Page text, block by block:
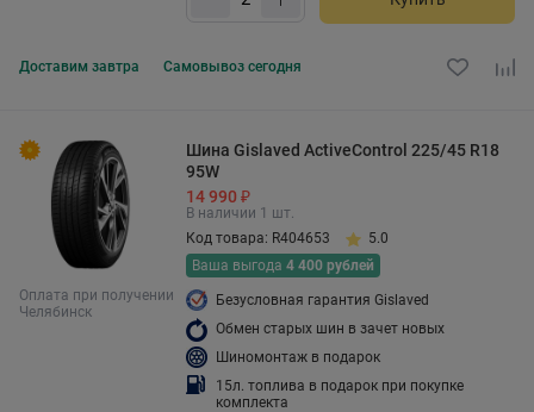
Доставим завтра Самовывоз сегодня
Оплата при получении
Челябинск
Шина Gislaved ActiveControl 225/45 R18
95W
14 990 ₽
В наличии 1 шт.
Код товара: R404653
5.0
Ваша выгода 4 400 рублей
Безусловная гарантия Gislaved
Обмен старых шин в зачет новых
Шиномонтаж в подарок
15л. топлива в подарок при покупке
комплекта